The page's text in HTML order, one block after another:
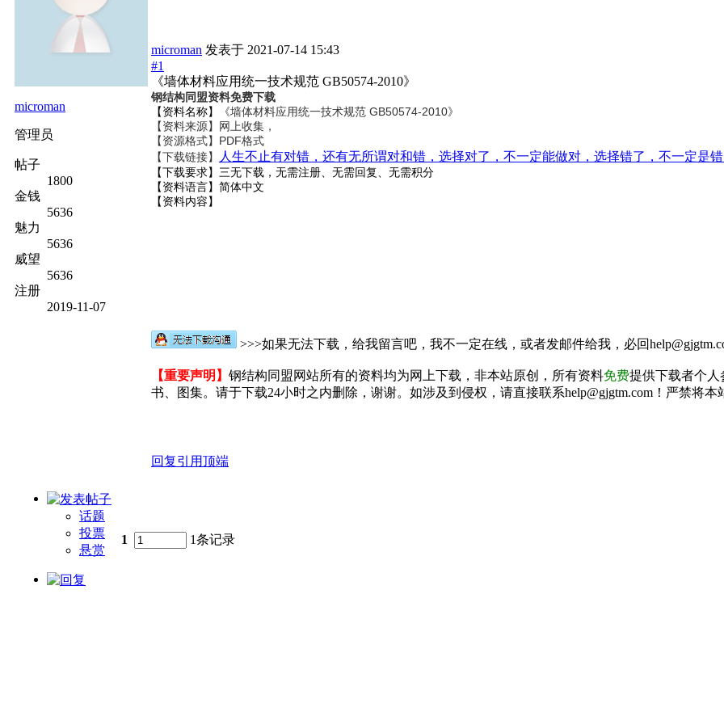
microman
管理员
帖子
1800
金钱
5636
魅力
5636
威望
5636
注册
2019-11-07
microman 发表于 2021-07-14 15:43
#1
《墙体材料应用统一技术规范 GB50574-2010》
钢结构同盟资料免费下载
【资料名称】
《墙体材料应用统一技术规范 GB50574-2010》
【资料来源】网上收集，
【资源格式】PDF格式
【下载链接】
人生不止有对错，还有无所谓对和错，选择对了，不一定能做对，选择错了，不一定是
【下载要求】三无下载，无需注册、无需回复、无需积分
【资料语言】简体中文
【资料内容】
>>>如果无法下载，给我留言吧，我不一定在线，或者发邮件给我，必回
【重要声明】 钢结构同盟网站所有的资料均为网上下载，非本站原创，所有资料免费提供下载者个人
书、图集。请于下载24小时之内删除，谢谢。如涉及到侵权，请直接联系help@gjgtm.com！严禁将
回复引用顶端
话题
投票
悬赏
1 1条记录